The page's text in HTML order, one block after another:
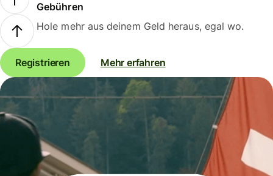
Gebühren
Hole mehr aus deinem Geld heraus, egal wo.
Registrieren Mehr erfahren